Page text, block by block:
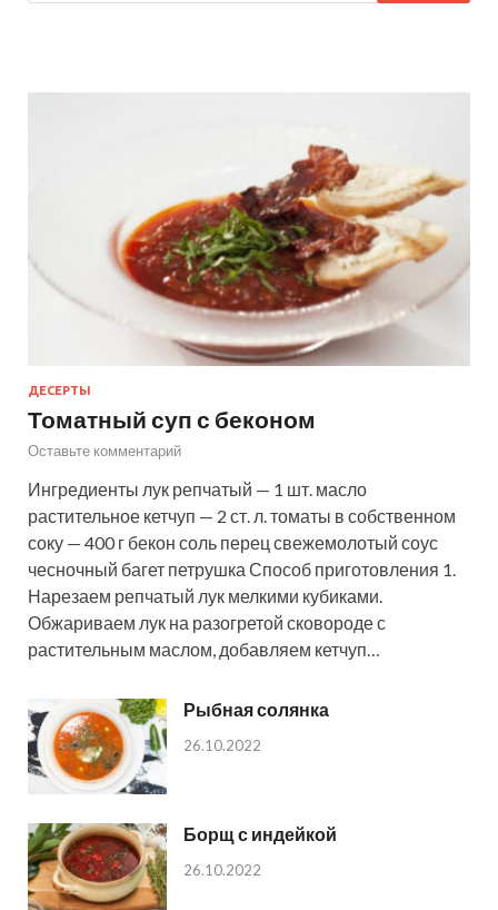
ДЕСЕРТЫ
Томатный суп с беконом
Оставьте комментарий
Ингредиенты лук репчатый — 1 шт. масло
растительное кетчуп — 2 ст. л. томаты в собственном
соку — 400 г бекон соль перец свежемолотый соус
чесночный багет петрушка Способ приготовления 1.
Нарезаем репчатый лук мелкими кубиками.
Обжариваем лук на разогретой сковороде с
растительным маслом, добавляем кетчуп…
Рыбная солянка
26.10.2022
Борщ с индейкой
26.10.2022